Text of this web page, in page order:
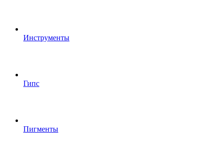
Инструменты
Гипс
Пигменты